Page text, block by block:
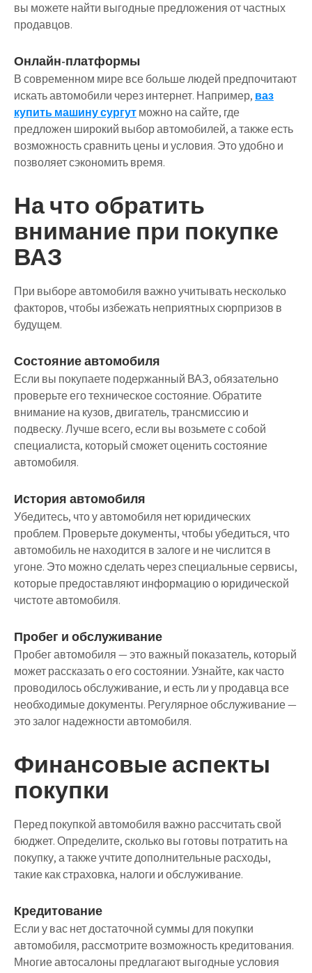
вы можете найти выгодные предложения от частных
продавцов.
Онлайн-платформы
В современном мире все больше людей предпочитают
искать автомобили через интернет. Например, ваз
купить машину сургутможно на сайте, где
предложен широкий выбор автомобилей, а также есть
возможность сравнить цены и условия. Это удобно и
позволяет сэкономить время.
На что обратить
внимание при покупке
ВАЗ
При выборе автомобиля важно учитывать несколько
факторов, чтобы избежать неприятных сюрпризов в
будущем.
Состояние автомобиля
Если вы покупаете подержанный ВАЗ, обязательно
проверьте его техническое состояние. Обратите
внимание на кузов, двигатель, трансмиссию и
подвеску. Лучше всего, если вы возьмете с собой
специалиста, который сможет оценить состояние
автомобиля.
История автомобиля
Убедитесь, что у автомобиля нет юридических
проблем. Проверьте документы, чтобы убедиться, что
автомобиль не находится в залоге и не числится в
угоне. Это можно сделать через специальные сервисы,
которые предоставляют информацию о юридической
чистоте автомобиля.
Пробег и обслуживание
Пробег автомобиля — это важный показатель, который
может рассказать о его состоянии. Узнайте, как часто
проводилось обслуживание, и есть ли у продавца все
необходимые документы. Регулярное обслуживание —
это залог надежности автомобиля.
Финансовые аспекты
покупки
Перед покупкой автомобиля важно рассчитать свой
бюджет. Определите, сколько вы готовы потратить на
покупку, а также учтите дополнительные расходы,
такие как страховка, налоги и обслуживание.
Кредитование
Если у вас нет достаточной суммы для покупки
автомобиля, рассмотрите возможность кредитования.
Многие автосалоны предлагают выгодные условия